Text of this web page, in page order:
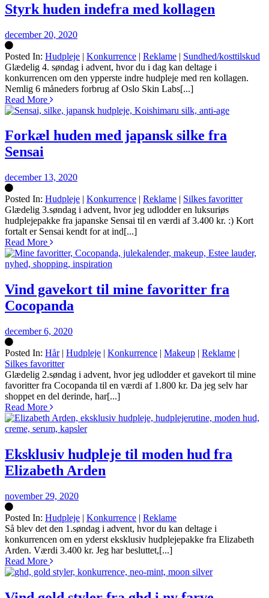
Styrk huden indefra med kollagen
december 20, 2020
Posted In: Hudpleje | Konkurrence | Reklame | Sundhed/kosttilskud
Silke
Glædelig 4. søndag i advent, hvor du i dag kan deltage i
konkurrencen om den ypperste indre hudpleje med ren kollagen.
Nemlig 6 måneders forbrug af Oslo Skin Labs[...]
Read More
Forkæl huden med japansk silke fra
Sensai
december 13, 2020
Posted In: Hudpleje | Konkurrence | Reklame | Silkes favoritter
Silke
Glædelig 3.søndag i advent, hvor jeg udlodder en luksuriøs
hudplejepakke fra japanske Sensai til en værdi af 3.400 kr. :) Kort
fortalt er Sensai kendt for at ind[...]
Read More
Vind gavekort til mine favoritter fra
Cocopanda
december 6, 2020
Posted In: Hår| Hudpleje | Konkurrence | Makeup | Reklame |
Silkes favoritter
Silke
Glædelig 2.søndag i advent, hvor jeg udlodder et gavekort til mine
favoritter fra Cocopanda til en værdi af 1.800 kr. Da jeg selv har
shoppet en del derinde, har[...]
Read More
Eksklusiv hudpleje til moden hud fra
Elizabeth Arden
november 29, 2020
Posted In: Hudpleje | Konkurrence | Reklame
Silke
Så blev det den 1.søndag i advent, hvor du kan deltage i
konkurrencen om en yderst eksklusiv hudplejepakke fra Elizabeth
Arden. Værdi 3.400 kr. Jeg har besluttet,[...]
Read More